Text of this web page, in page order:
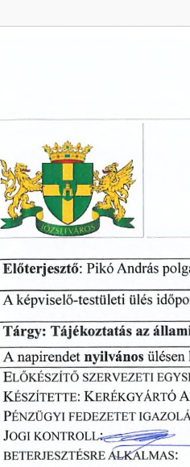
Előterjesztő: Pikó András
A képviselő-testületi ülés
Tárgy: Tájékoztatás az
A napirendet nyilvános ülésen
Előkészítő szervezeti
Készítette: Kerékgyártó A
PÉNZÜGYI FEDEZETET
JOGI KONTROLL^^^^^-
BETERJESZTÉSRE ALKÁLMAS: